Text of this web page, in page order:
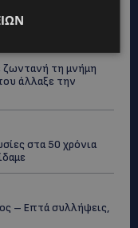
ζωντανή τη μνήμη
άλλαξε την
στα 50 χρόνια
– Επτά συλλήψεις,